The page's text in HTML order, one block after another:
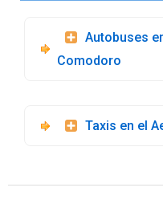
Autobuses
Comodoro
Taxis en el